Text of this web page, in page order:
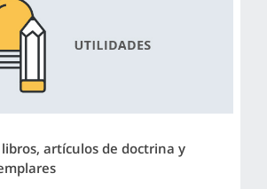
artículos de doctrina y